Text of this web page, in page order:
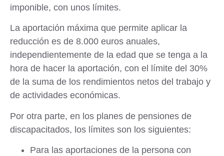
imponible, con unos límites.
La aportación máxima que permite aplicar la
reducción es de 8.000 euros anuales,
independientemente de la edad que se tenga a la
hora de hacer la aportación, con el límite del 30%
de la suma de los rendimientos netos del trabajo y
de actividades económicas.
Por otra parte, en los planes de pensiones de
discapacitados, los límites son los siguientes:
Para las aportaciones de la persona con